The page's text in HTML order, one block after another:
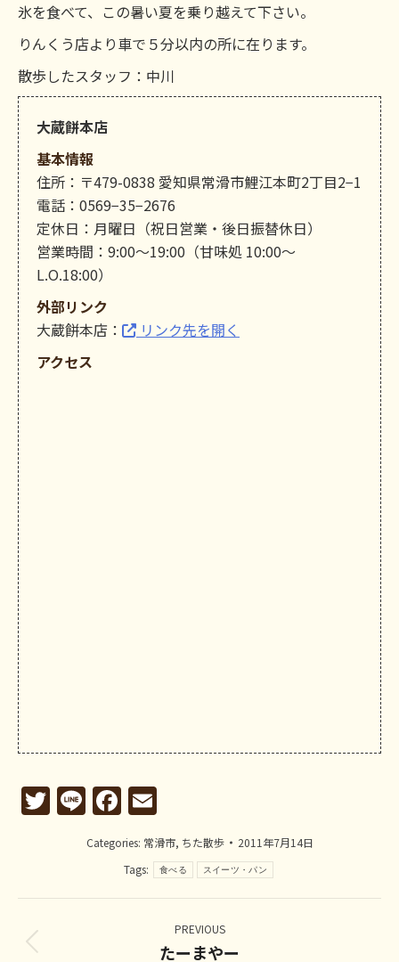
氷を食べて、この暑い夏を乗り越えて下さい。
りんくう店より車で５分以内の所に在ります。
散歩したスタッフ：中川
大蔵餅本店
基本情報
住所：〒479-0838 愛知県常滑市鯉江本町2丁目2−1
電話：0569−35−2676
定休日：月曜日（祝日営業・後日振替休日）
営業時間：9:00〜19:00（甘味処 10:00〜
L.O.18:00）
外部リンク
大蔵餅本店：
リンク先を開く
アクセス
Twitter
LineFacebook
Categories: 常滑市, ちた散歩
2011年7月14日
Tags:
食べる スイーツ・パン
Post
navigation
PREVIOUS
Previous
たーまやー